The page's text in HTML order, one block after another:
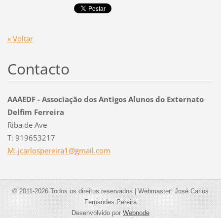
« Voltar
Contacto
AAAEDF - Associação dos Antigos Alunos do Externato
Delfim Ferreira
Riba de Ave
T: 919653217
M: jcarlospereira1@gmail.com
© 2011-2026 Todos os direitos reservados | Webmaster: José Carlos
Fernandes Pereira
Desenvolvido porWebnode